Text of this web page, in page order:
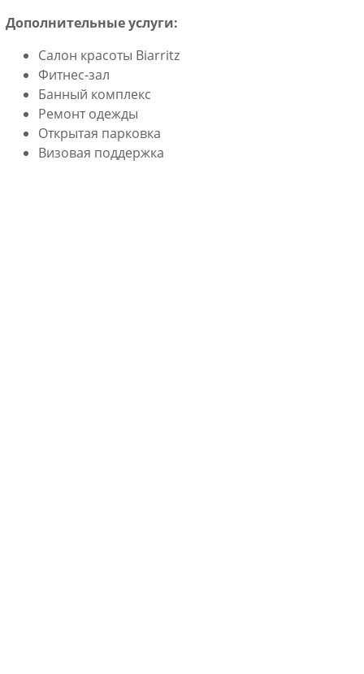
Дополнительные услуги:
Салон красоты Biarritz
Фитнес-зал
Банный комплекс
Ремонт одежды
Открытая парковка
Визовая поддержка